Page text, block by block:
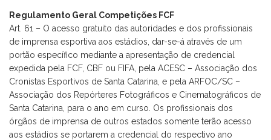
Regulamento Geral Competições FCF
Art. 61 – O acesso gratuito das autoridades e dos profissionais
de imprensa esportiva aos estádios, dar-se-á através de um
portão específico mediante a apresentação de credencial
expedida pela FCF, CBF ou FIFA, pela ACESC – Associação dos
Cronistas Esportivos de Santa Catarina, e pela ARFOC/SC –
Associação dos Repórteres Fotográficos e Cinematográficos de
Santa Catarina, para o ano em curso. Os profissionais dos
órgãos de imprensa de outros estados somente terão acesso
aos estádios se portarem a credencial do respectivo ano